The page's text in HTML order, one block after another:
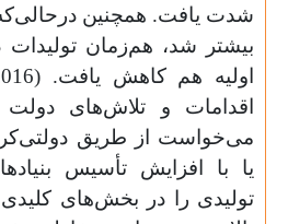
شدت یافت. همچنین درحالی‌که
بیشتر ‌‌شد، هم‌زمان تولیدات
اولیه هم کاهش ‌یافت. (
می‌خواست از طریق
یا با افزایش تأسیس
تولیدی را در بخش‌های